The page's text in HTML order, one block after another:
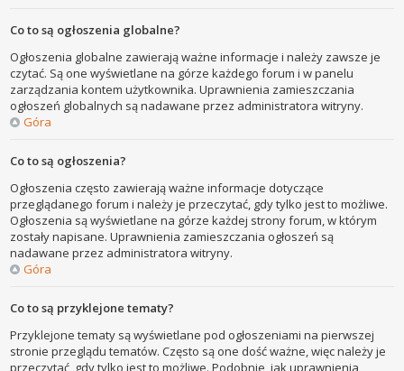
Co to są ogłoszenia globalne?
Ogłoszenia globalne zawierają ważne informacje i należy zawsze je
czytać. Są one wyświetlane na górze każdego forum i w panelu
zarządzania kontem użytkownika. Uprawnienia zamieszczania
ogłoszeń globalnych są nadawane przez administratora witryny.
Góra
Co to są ogłoszenia?
Ogłoszenia często zawierają ważne informacje dotyczące
przeglądanego forum i należy je przeczytać, gdy tylko jest to możliwe.
Ogłoszenia są wyświetlane na górze każdej strony forum, w którym
zostały napisane. Uprawnienia zamieszczania ogłoszeń są
nadawane przez administratora witryny.
Góra
Co to są przyklejone tematy?
Przyklejone tematy są wyświetlane pod ogłoszeniami na pierwszej
stronie przeglądu tematów. Często są one dość ważne, więc należy je
przeczytać, gdy tylko jest to możliwe. Podobnie, jak uprawnienia